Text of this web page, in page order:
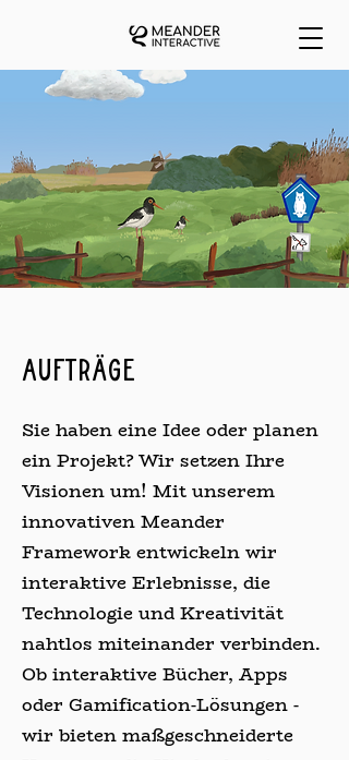
Aufträge
Sie haben eine Idee oder planen
ein Projekt? Wir setzen Ihre
Visionen um! Mit unserem
innovativen Meander
Framework entwickeln wir
interaktive Erlebnisse, die
Technologie und Kreativität
nahtlos miteinander verbinden.
Ob interaktive Bücher, Apps
oder Gamification-Lösungen -
wir bieten maßgeschneiderte